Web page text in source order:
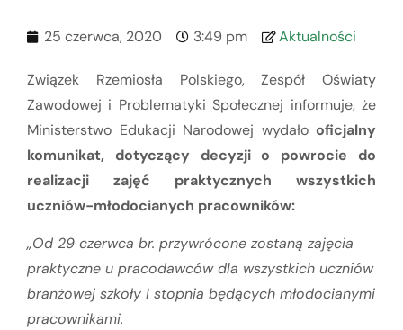
25 czerwca, 2020 3:49 pm Aktualności
Związek Rzemiosła Polskiego, Zespół Oświaty
Zawodowej i Problematyki Społecznej informuje, że
Ministerstwo Edukacji Narodowej wydało oficjalny
komunikat, dotyczący decyzji o powrocie do
realizacji zajęć praktycznych wszystkich
uczniów-młodocianych pracowników:
„Od 29 czerwca br. przywrócone zostaną zajęcia
praktyczne u pracodawców dla wszystkich uczniów
branżowej szkoły I stopnia będących młodocianymi
pracownikami.